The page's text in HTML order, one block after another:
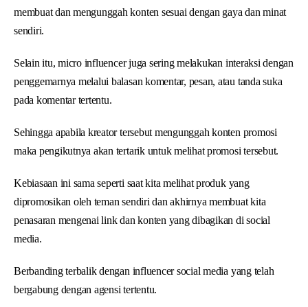
membuat dan mengunggah konten sesuai dengan gaya dan minat
sendiri.
Selain itu, micro influencer juga sering melakukan interaksi dengan
penggemarnya melalui balasan komentar, pesan, atau tanda suka
pada komentar tertentu.
Sehingga apabila kreator tersebut mengunggah konten promosi
maka pengikutnya akan tertarik untuk melihat promosi tersebut.
Kebiasaan ini sama seperti saat kita melihat produk yang
dipromosikan oleh teman sendiri dan akhirnya membuat kita
penasaran mengenai link dan konten yang dibagikan di social
media.
Berbanding terbalik dengan influencer social media yang telah
bergabung dengan agensi tertentu.